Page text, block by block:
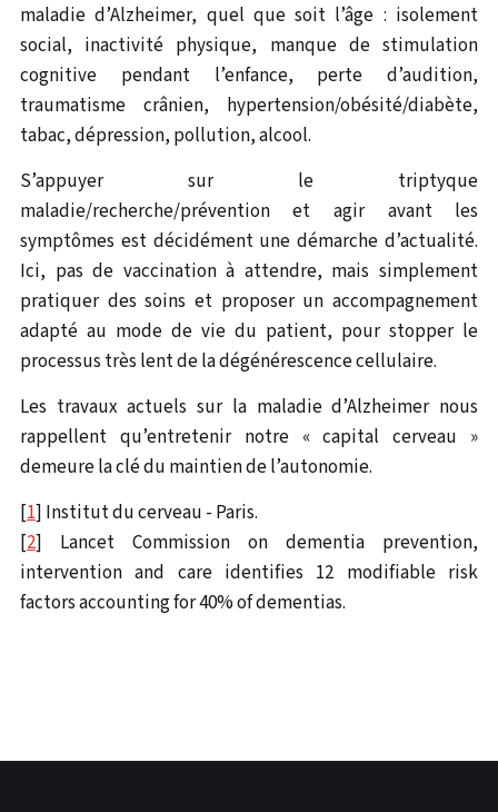
maladie d’Alzheimer, quel que soit l’âge : isolement
social, inactivité physique, manque de stimulation
cognitive pendant l’enfance, perte d’audition,
traumatisme crânien, hypertension/obésité/diabète,
tabac, dépression, pollution, alcool.
S’appuyer sur le triptyque
maladie/recherche/prévention et agir avant les
symptômes est décidément une démarche d’actualité.
Ici, pas de vaccination à attendre, mais simplement
pratiquer des soins et proposer un accompagnement
adapté au mode de vie du patient, pour stopper le
processus très lent de la dégénérescence cellulaire.
Les travaux actuels sur la maladie d’Alzheimer nous
rappellent qu’entretenir notre « capital cerveau »
demeure la clé du maintien de l’autonomie.
[1] Institut du cerveau - Paris.
[2] Lancet Commission on dementia prevention,
intervention and care identifies 12 modifiable risk
factors accounting for 40% of dementias.